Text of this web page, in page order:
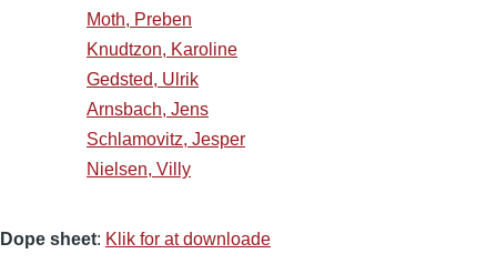
Moth, Preben
Knudtzon, Karoline
Gedsted, Ulrik
Arnsbach, Jens
Schlamovitz, Jesper
Nielsen, Villy
Dope sheet: Klik for at downloade